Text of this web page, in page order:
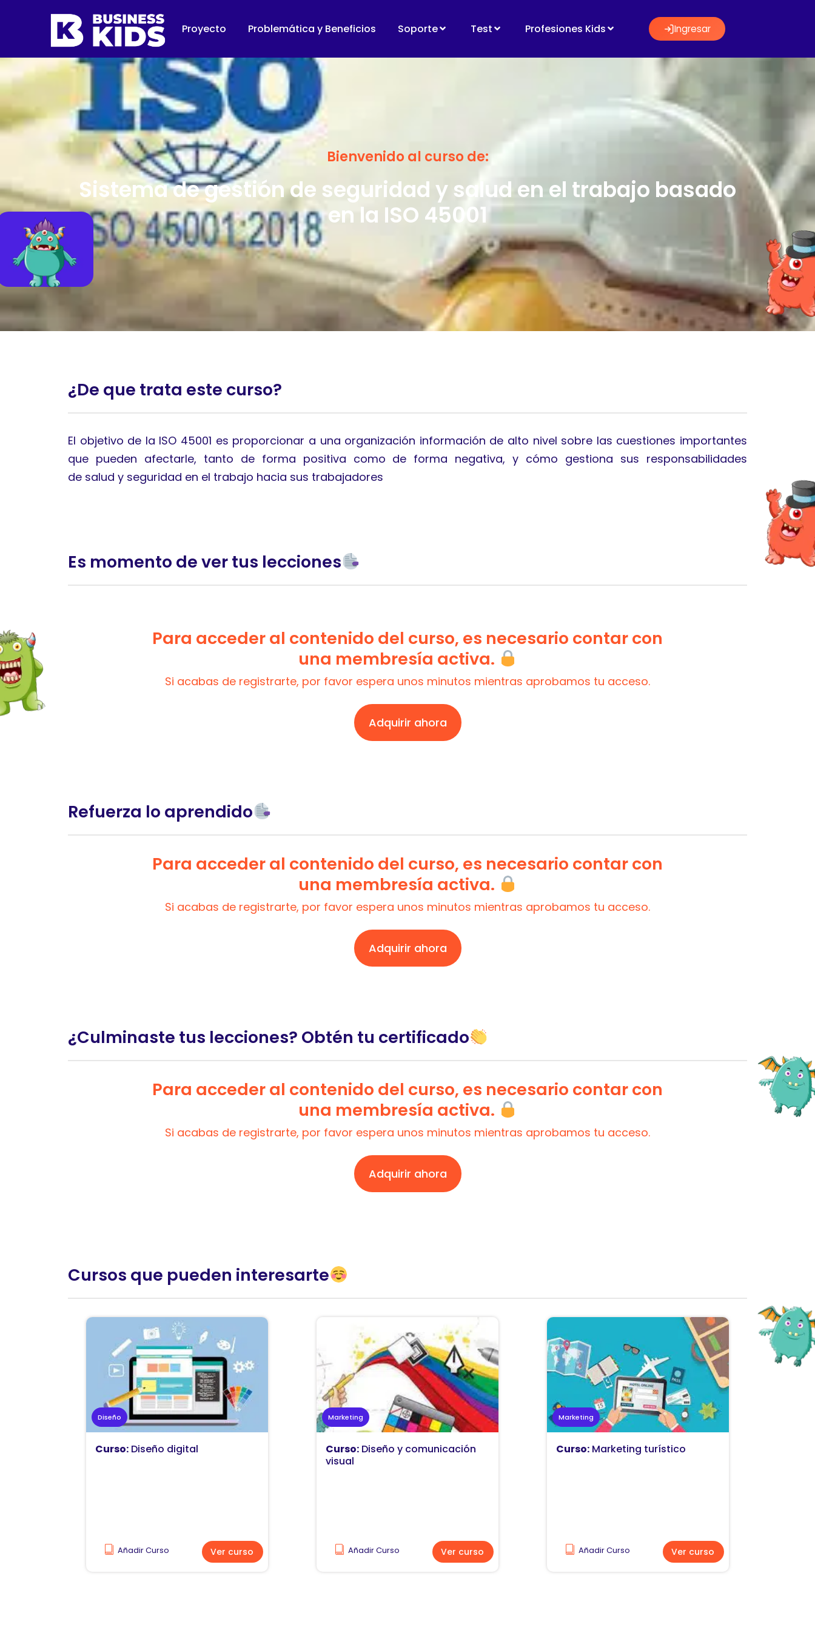
Proyecto Problemática y Beneficios Soporte Test Profesiones Kids Ingresar
Bienvenido al curso de:
Sistema de gestión de seguridad y salud en el trabajo basado
en la ISO 45001
¿De que trata este curso?
El objetivo de la ISO 45001 es proporcionar a una organización información de alto nivel sobre las cuestiones importantes
que pueden afectarle, tanto de forma positiva como de forma negativa, y cómo gestiona sus responsabilidades
de salud y seguridad en el trabajo hacia sus trabajadores
Es momento de ver tus lecciones
Para acceder al contenido del curso, es necesario contar con
una membresía activa.
Si acabas de registrarte, por favor espera unos minutos mientras aprobamos tu acceso.
Adquirir ahora
Refuerza lo aprendido
Para acceder al contenido del curso, es necesario contar con
una membresía activa.
Si acabas de registrarte, por favor espera unos minutos mientras aprobamos tu acceso.
Adquirir ahora
¿Culminaste tus lecciones? Obtén tu certificado
Para acceder al contenido del curso, es necesario contar con
una membresía activa.
Si acabas de registrarte, por favor espera unos minutos mientras aprobamos tu acceso.
Adquirir ahora
Cursos que pueden interesarte
Diseño
Curso: Diseño digital
Añadir Curso Ver curso
Marketing
Curso: Diseño y comunicación
visual
Añadir Curso Ver curso
Marketing
Curso: Marketing turístico
Añadir Curso Ver curso